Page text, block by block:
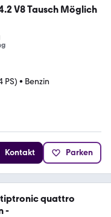
V8 Tausch Möglich
PS) • Benzin
Kontakt Parken
tiptronic quattro
-